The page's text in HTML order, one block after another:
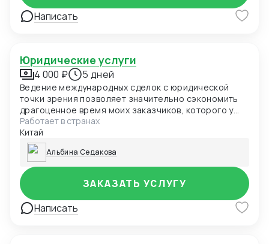
Написать
Юридические услуги
4 000 ₽ 5 дней
Ведение международных сделок с юридической
точки зрения позволяет значительно сэкономить
драгоценное время моих заказчиков, которого у
современных предпринимателей и так
катастрофически не хватает. Осуществление
переговорного процесса только с одними
таможенными органами занимает уйму времени и
сил. Предоставляю консультацию по юридическим
документам в Китае. Возможно сотрудничество от
лица российского ИП.
Работает в странах
Китай
Альбина Седакова
Написать
ЗАКАЗАТЬ УСЛУГУ